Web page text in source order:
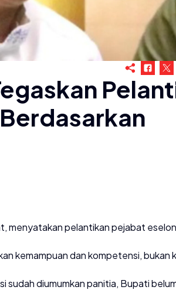
menyatakan pelantikan pejabat
kemampuan dan kompetensi, bukan
sudah diumumkan panitia, Bupati